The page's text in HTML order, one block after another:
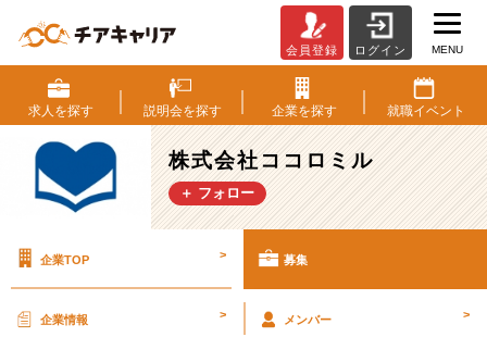
式
会
社
コ
コ
ロ
採
会員登録 ログイン MENU
求人を探す 説明会を探す 企業を探す 就職イベント
株式会社ココロミル
＋ フォロー
企業TOP > 募集
企業情報 > メンバー >